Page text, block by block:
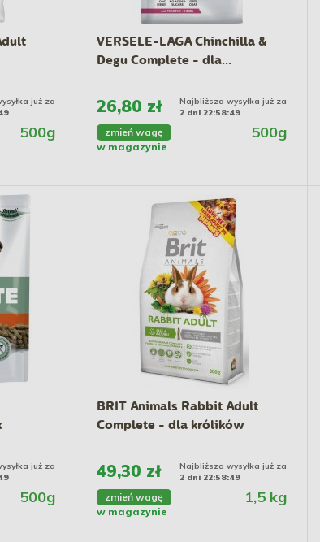
już za
500g
VERSELE-LAGA Chinchilla &
Degu Complete - dla...
26,80 zł
Najbliższa wysyłka już za
2 dni 22:58:48
zmień wagę 500g
w magazynie
już za
500g
BRIT Animals Rabbit Adult
Complete - dla królików
49,30 zł
Najbliższa wysyłka już za
2 dni 22:58:48
zmień wagę 1,5 kg
w magazynie